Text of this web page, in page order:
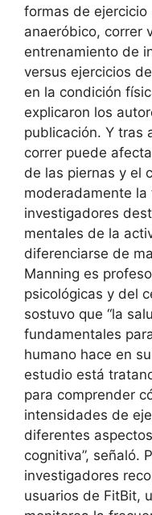
formas de
anaeróbico, correr
entrenamiento de
versus ejercicios
en la condición
explicaron los
publicación. Y tras
correr puede
de las piernas y el
moderadamente la
investigadores
mentales de la
diferenciarse de
Manning es
psicológicas y del
sostuvo que “la
fundamentales
humano hace en
estudio está
para comprender
intensidades de
diferentes
cognitiva”, señaló.
investigadores
usuarios de FitBit,